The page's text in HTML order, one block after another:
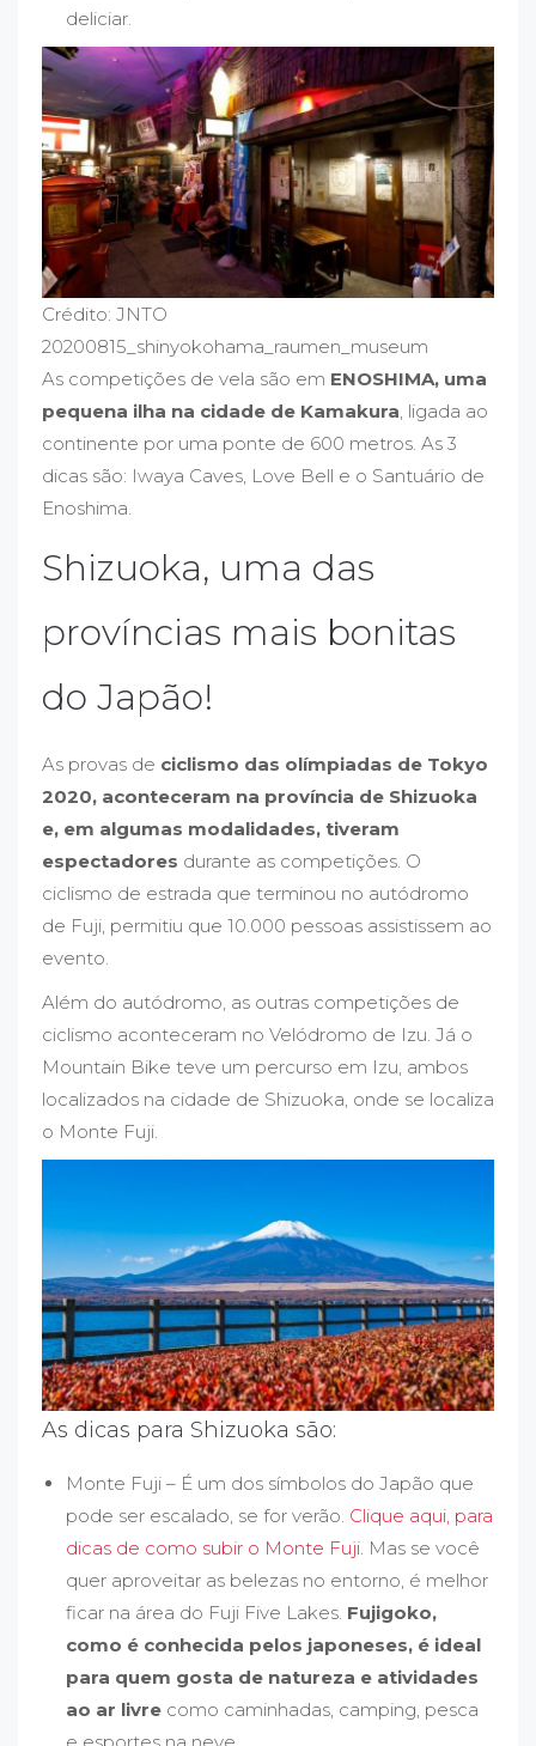
deliciar.
Crédito: JNTO
20200815_shinyokohama_raumen_museum
As competições de vela são em ENOSHIMA, uma
pequena ilha na cidade de Kamakura , ligada ao
continente por uma ponte de 600 metros. As 3
dicas são: Iwaya Caves, Love Bell e o Santuário de
Enoshima.
Shizuoka, uma das
províncias mais bonitas
do Japão!
As provas de ciclismo das olímpiadas de Tokyo
2020, aconteceram na província de Shizuoka
e, em algumas modalidades, tiveram
espectadores durante as competições. O
ciclismo de estrada que terminou no autódromo
de Fuji, permitiu que 10.000 pessoas assistissem ao
evento.
Além do autódromo, as outras competições de
ciclismo aconteceram no Velódromo de Izu. Já o
Mountain Bike teve um percurso em Izu, ambos
localizados na cidade de Shizuoka, onde se localiza
o Monte Fuji.
As dicas para Shizuoka são:
Monte Fuji – É um dos símbolos do Japão que
pode ser escalado, se for verão. Clique aqui, para
dicas de como subir o Monte Fuji. Mas se você
quer aproveitar as belezas no entorno, é melhor
ficar na área do Fuji Five Lakes. Fujigoko,
como é conhecida pelos japoneses, é ideal
para quem gosta de natureza e atividades
ao ar livre como caminhadas, camping, pesca